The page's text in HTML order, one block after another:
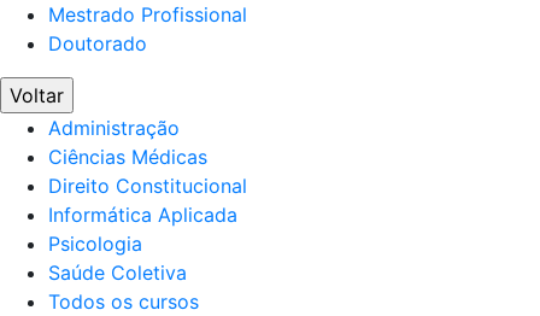
Mestrado Profissional
Doutorado
Voltar
Administração
Ciências Médicas
Direito Constitucional
Informática Aplicada
Psicologia
Saúde Coletiva
Todos os cursos